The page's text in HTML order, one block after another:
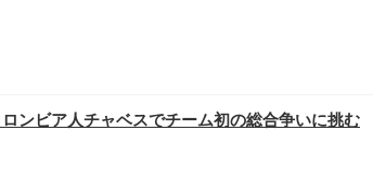
ンビア人チャベスでチーム初の総合争いに挑む